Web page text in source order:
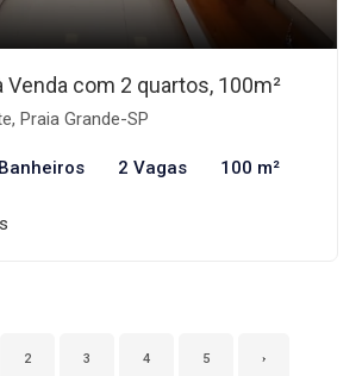
Venda com 2 quartos, 100m²
Praia Grande-SP
2 Vagas 100 m²
2 3 4 5 ›